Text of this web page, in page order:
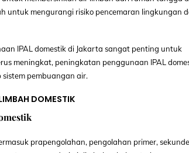
untuk mengurangi risiko pencemaran lingkungan
IPAL domestik di Jakarta sangat penting untuk
meningkat, peningkatan penggunaan IPAL
pembuangan air.
DOMESTIK
prapengolahan, pengolahan primer,